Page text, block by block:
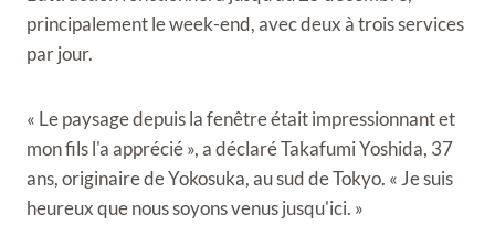
principalement le week-end, avec deux à trois services
par jour.
« Le paysage depuis la fenêtre était impressionnant et
mon fils l'a apprécié », a déclaré Takafumi Yoshida, 37
ans, originaire de Yokosuka, au sud de Tokyo. « Je suis
heureux que nous soyons venus jusqu'ici. »